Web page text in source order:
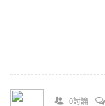
0討論